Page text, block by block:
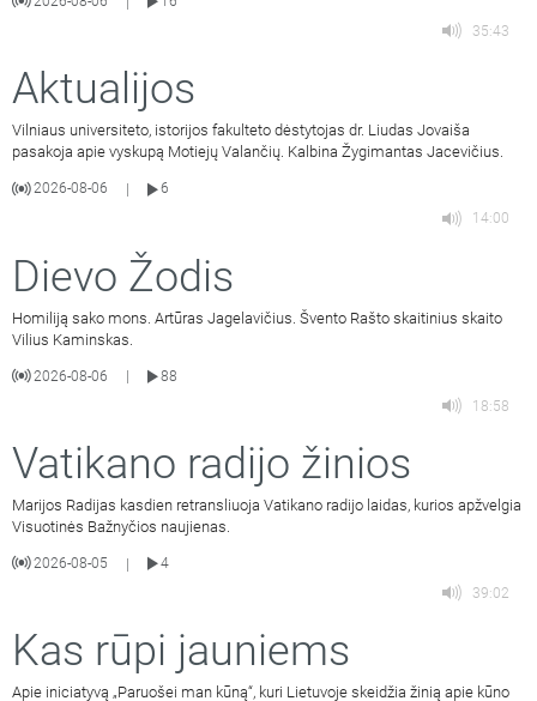
35:43
Aktualijos
Vilniaus universiteto, istorijos fakulteto dėstytojas dr. Liudas Jovaiša
pasakoja apie vyskupą Motiejų Valančių. Kalbina Žygimantas Jacevičius.
2026-08-06
6
14:00
Dievo Žodis
Homiliją sako mons. Artūras Jagelavičius. Švento Rašto skaitinius skaito
Vilius Kaminskas.
2026-08-06
88
18:58
Vatikano radijo žinios
Marijos Radijas kasdien retransliuoja Vatikano radijo laidas, kurios apžvelgia
Visuotinės Bažnyčios naujienas.
2026-08-05 |
4
39:02
Kas rūpi jauniems
Apie iniciatyvą „Paruošei man kūną“, kuri Lietuvoje skeidžia žinią apie kūno